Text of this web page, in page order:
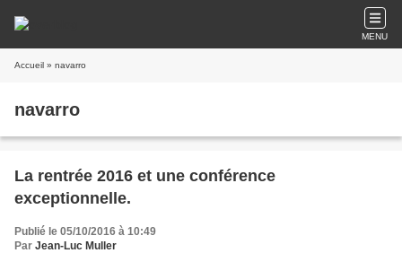
MENU
Accueil » navarro
navarro
La rentrée 2016 et une conférence
exceptionnelle.
Publié le 05/10/2016 à 10:49
Par Jean-Luc Muller